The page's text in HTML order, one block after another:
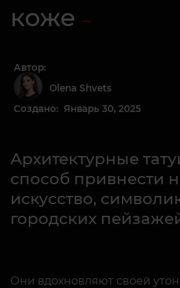
коже
Автор:
Olena Shvets
Создано: Январь 30, 2025
Архитектурные
способ привнести
искусство,
городских
Они вдохновляют своей